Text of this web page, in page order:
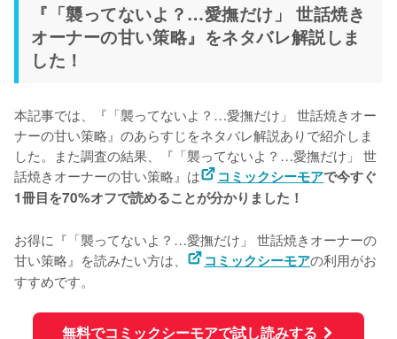
『「襲ってないよ？…愛撫だけ」 世話焼き
オーナーの甘い策略』をネタバレ解説しま
した！
本記事では、『「襲ってないよ？…愛撫だけ」 世話焼きオー
ナーの甘い策略』のあらすじをネタバレ解説ありで紹介しま
した。また調査の結果、『「襲ってないよ？…愛撫だけ」 世
話焼きオーナーの甘い策略』は
コミックシーモアで今すぐ
1冊目を70%オフで読めることが分かりました！
お得に『「襲ってないよ？…愛撫だけ」 世話焼きオーナーの
甘い策略』を読みたい方は、
コミックシーモアの利用がお
すすめです。
無料でコミックシーモアで試し読みする